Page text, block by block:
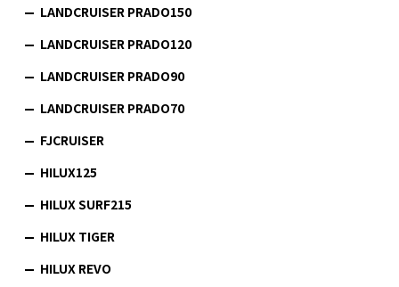
LANDCRUISER PRADO150
LANDCRUISER PRADO120
LANDCRUISER PRADO90
LANDCRUISER PRADO70
FJCRUISER
HILUX125
HILUX SURF215
HILUX TIGER
HILUX REVO